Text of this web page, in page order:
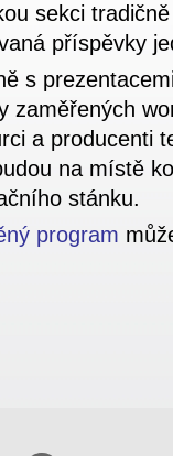
sekci
příspěvky
s
zaměřených
a producenti
na místě
stánku.
program